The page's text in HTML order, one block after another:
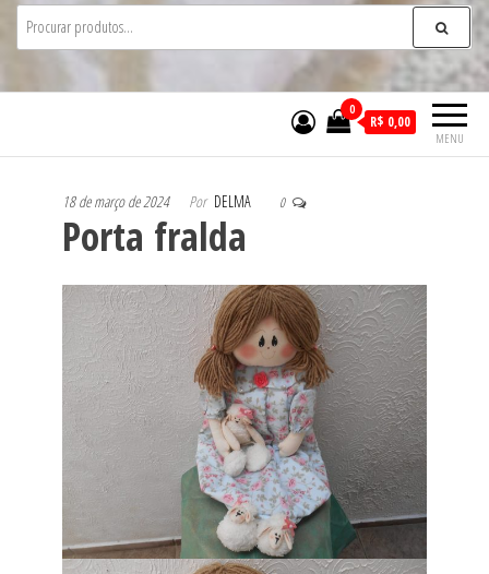
MENU
0
R$ 0,00
18 de março de 2024 Por DELMA 0
Porta fralda